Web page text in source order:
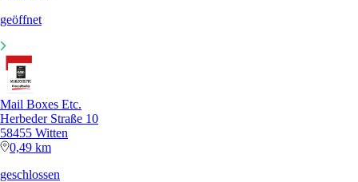
geöffnet
Mail Boxes Etc.
Herbeder Straße 10
58455 Witten
0,49 km
geschlossen